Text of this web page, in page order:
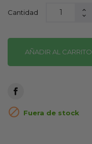
Cantidad
AÑADIR AL CARRITO
 Fuera de stock